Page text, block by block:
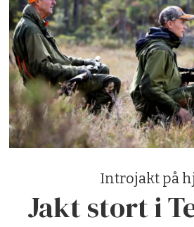
Introjakt på
Jakt stort i